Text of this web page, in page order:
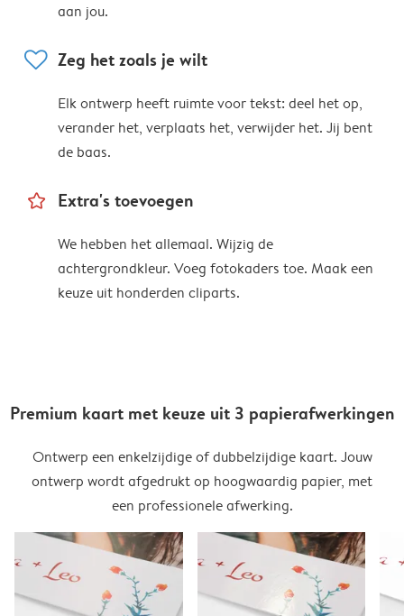
aan jou.
heart Zeg het zoals je wilt
Elk ontwerp heeft ruimte voor tekst: deel het op,
verander het, verplaats het, verwijder het. Jij bent
de baas.
star_outline Extra's toevoegen
We hebben het allemaal. Wijzig de
achtergrondkleur. Voeg fotokaders toe. Maak een
keuze uit honderden cliparts.
Premium kaart met keuze uit 3 papierafwerkingen
Ontwerp een enkelzijdige of dubbelzijdige kaart. Jouw
ontwerp wordt afgedrukt op hoogwaardig papier, met
een professionele afwerking.